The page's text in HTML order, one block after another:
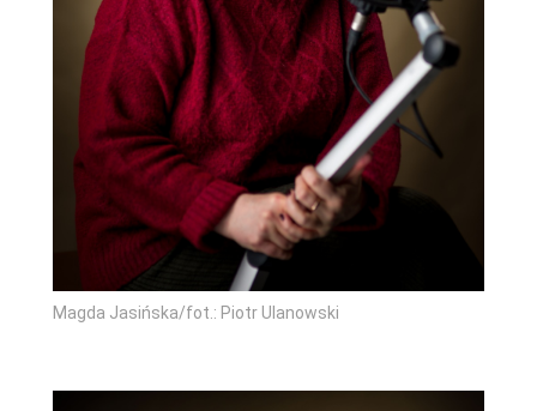
Magda Jasińska/fot.: Piotr Ulanowski